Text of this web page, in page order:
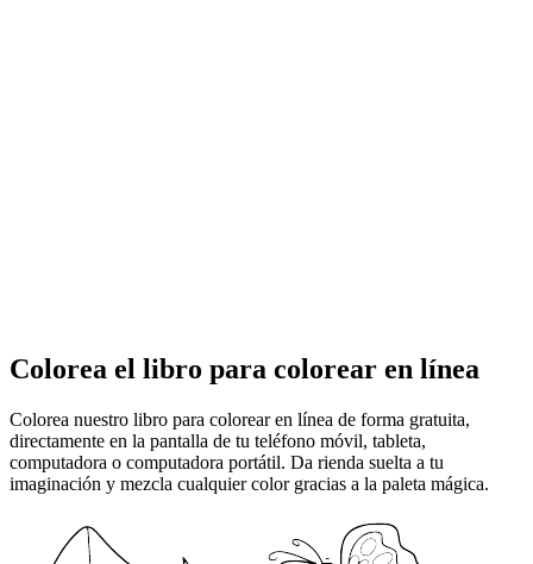
Colorea el libro para colorear en línea
Colorea nuestro libro para colorear en línea de forma gratuita,
directamente en la pantalla de tu teléfono móvil, tableta,
computadora o computadora portátil. Da rienda suelta a tu
imaginación y mezcla cualquier color gracias a la paleta mágica.